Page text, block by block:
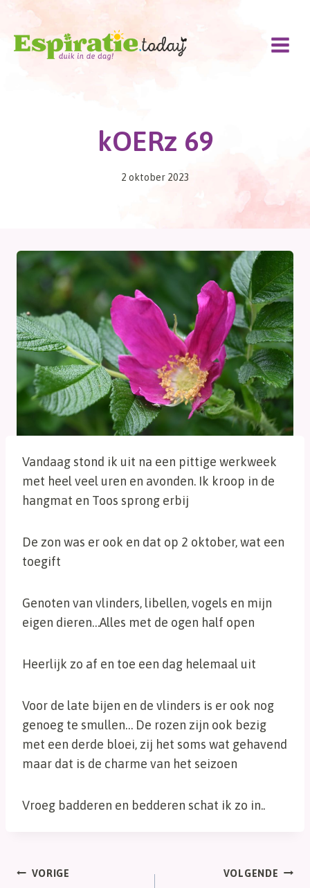
Doorgaan
inhoud
kOERz 69
2 oktober 2023
Vandaag stond ik uit na een pittige werkweek
met heel veel uren en avonden. Ik kroop in de
hangmat en Toos sprong erbij
De zon was er ook en dat op 2 oktober, wat een
toegift
Genoten van vlinders, libellen, vogels en mijn
eigen dieren…Alles met de ogen half open
Heerlijk zo af en toe een dag helemaal uit
Voor de late bijen en de vlinders is er ook nog
genoeg te smullen… De rozen zijn ook bezig
met een derde bloei, zij het soms wat gehavend
maar dat is de charme van het seizoen
Vroeg badderen en bedderen schat ik zo in..
Bericht
VORIGE VOLGENDE